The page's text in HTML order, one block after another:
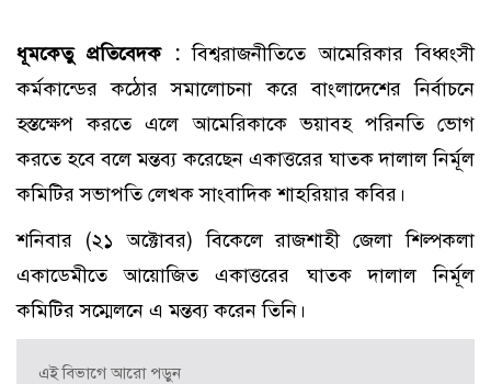
ধূমকেতু প্রতিবেদক :বিশ্বরাজনীতিতে আমেরিকার বিধ্বংসী
কর্মকান্ডের কঠোর সমালোচনা করে বাংলাদেশের নির্বাচনে
হস্তক্ষেপ করতে এলে আমেরিকাকে ভয়াবহ পরিনতি ভোগ
করতে হবে বলে মন্তব্য করেছেন একাত্তরের ঘাতক দালাল নির্মূল
কমিটির সভাপতি লেখক সাংবাদিক শাহরিয়ার কবির।
শনিবার (২১ অক্টোবর) বিকেলে রাজশাহী জেলা শিল্পকলা
একাডেমীতে আয়োজিত একাত্তরের ঘাতক দালাল নির্মূল
কমিটির সম্মেলনে এ মন্তব্য করেন তিনি।
এই বিভাগে আরো পড়ুন